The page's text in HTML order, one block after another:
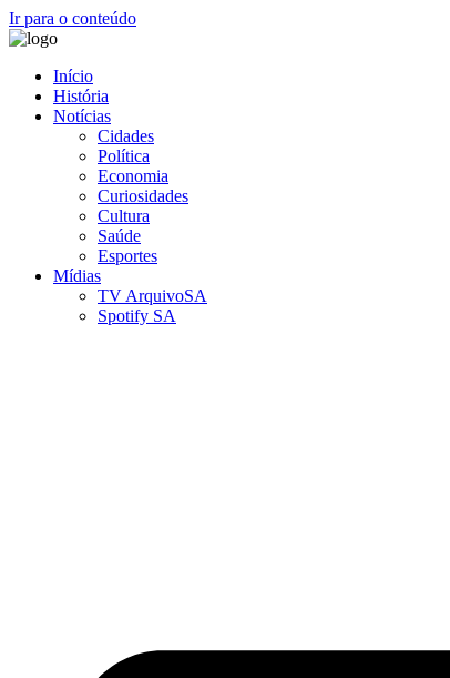
Ir para o conteúdo
Início
História
Notícias
Cidades
Política
Economia
Curiosidades
Cultura
Saúde
Esportes
Mídias
TV ArquivoSA
Spotify SA